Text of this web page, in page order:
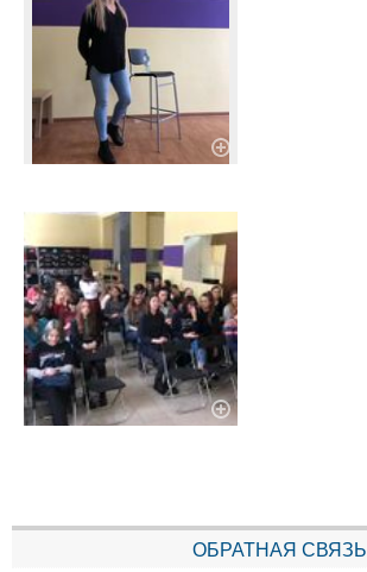
ОБРАТНАЯ СВЯЗЬ